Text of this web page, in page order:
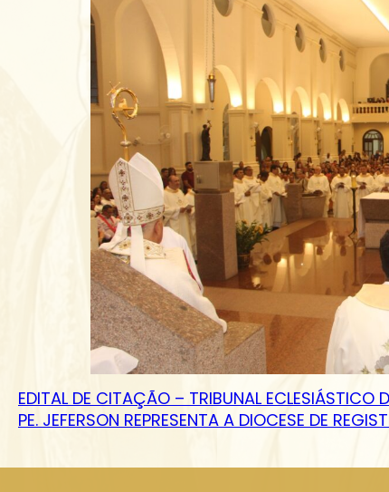
EDITAL DE CITAÇÃO – TRIBUNAL ECLESIÁSTICO
PE. JEFERSON REPRESENTA A DIOCESE DE